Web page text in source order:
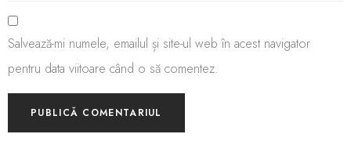
Salvează-mi numele, emailul și site-ul web în acest navigator
pentru data viitoare când o să comentez.